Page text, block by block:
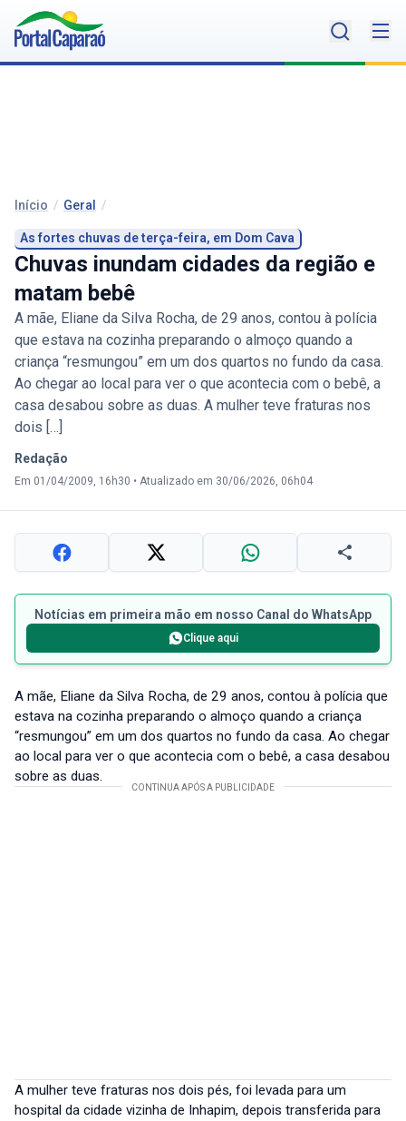
Início / Geral /
As fortes chuvas de terça-feira, em Dom Cava
Chuvas inundam cidades da região e
matam bebê
A mãe, Eliane da Silva Rocha, de 29 anos, contou à polícia
que estava na cozinha preparando o almoço quando a
criança “resmungou” em um dos quartos no fundo da casa.
Ao chegar ao local para ver o que acontecia com o bebê, a
casa desabou sobre as duas. A mulher teve fraturas nos
dois […]
Redação
Em 01/04/2009, 16h30 • Atualizado em 30/06/2026, 06h04
Notícias em primeira mão em nosso Canal do WhatsApp
Clique aqui
A mãe, Eliane da Silva Rocha, de 29 anos, contou à polícia que
estava na cozinha preparando o almoço quando a criança
“resmungou” em um dos quartos no fundo da casa. Ao chegar
ao local para ver o que acontecia com o bebê, a casa desabou
sobre as duas.
A mulher teve fraturas nos dois pés, foi levada para um
hospital da cidade vizinha de Inhapim, depois transferida para